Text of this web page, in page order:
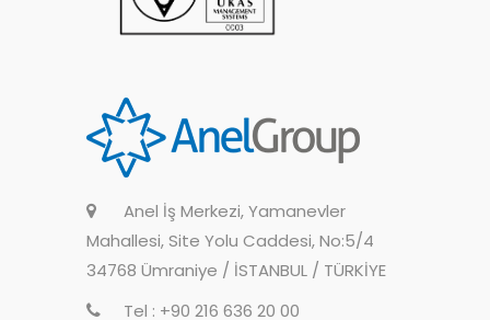
Anel İş Merkezi, Yamanevler
Mahallesi, Site Yolu Caddesi, No:5/4
34768 Ümraniye / İSTANBUL / TÜRKİYE
Tel : +90 216 636 20 00